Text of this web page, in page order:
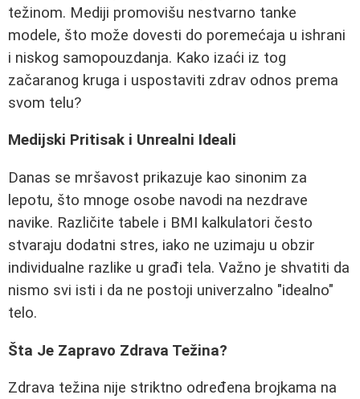
težinom. Mediji promovišu nestvarno tanke
modele, što može dovesti do poremećaja u ishrani
i niskog samopouzdanja. Kako izaći iz tog
začaranog kruga i uspostaviti zdrav odnos prema
svom telu?
Medijski Pritisak i Unrealni Ideali
Danas se mršavost prikazuje kao sinonim za
lepotu, što mnoge osobe navodi na nezdrave
navike. Različite tabele i BMI kalkulatori često
stvaraju dodatni stres, iako ne uzimaju u obzir
individualne razlike u građi tela. Važno je shvatiti da
nismo svi isti i da ne postoji univerzalno "idealno"
telo.
Šta Je Zapravo Zdrava Težina?
Zdrava težina nije striktno određena brojkama na